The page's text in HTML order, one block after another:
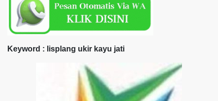
Keyword : lisplang ukir kayu jati